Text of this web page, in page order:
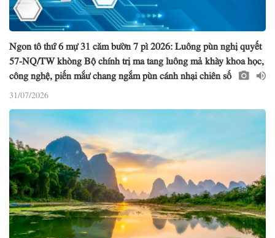
Ngon tô thứ 6 mự 31 căm bườn 7 pì 2026: Luông pùn nghị quyết
57-NQ/TW khòng Bộ chính trị ma tang luông mả khày khoa học,
công nghệ, piến mắư chang ngắm pùn cánh nhại chiên số
31/07/2026